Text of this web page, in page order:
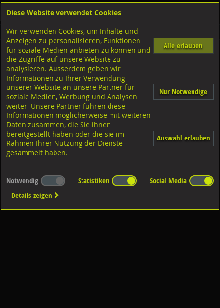
Shop Bohrer-Bit Einsatz-Gewindebohrer
HSS Metallbohrer
Diverse Ausführungen HSS
Metallbohrer
Diese Website verwendet Cookies
Wir verwenden Cookies, um Inhalte und
Anzeigen zu personalisieren, Funktionen
für soziale Medien anbieten zu können und
die Zugriffe auf unsere Website zu
analysieren. Ausserdem geben wir
Informationen zu Ihrer Verwendung
unserer Website an unsere Partner für
soziale Medien, Werbung und Analysen
weiter. Unsere Partner führen diese
Informationen möglicherweise mit weiteren
Daten zusammen, die Sie ihnen
bereitgestellt haben oder die sie im
Rahmen Ihrer Nutzung der Dienste
gesammelt haben.
Alle erlauben
Nur Notwendige
Auswahl erlauben
Notwendig Statistiken
Social Media
Details zeigen